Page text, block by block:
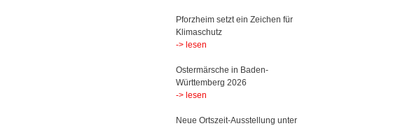
Pforzheim setzt ein Zeichen für
Klimaschutz
-> lesen
Ostermärsche in Baden-
Württemberg 2026
-> lesen
Neue Ortszeit-Ausstellung unter